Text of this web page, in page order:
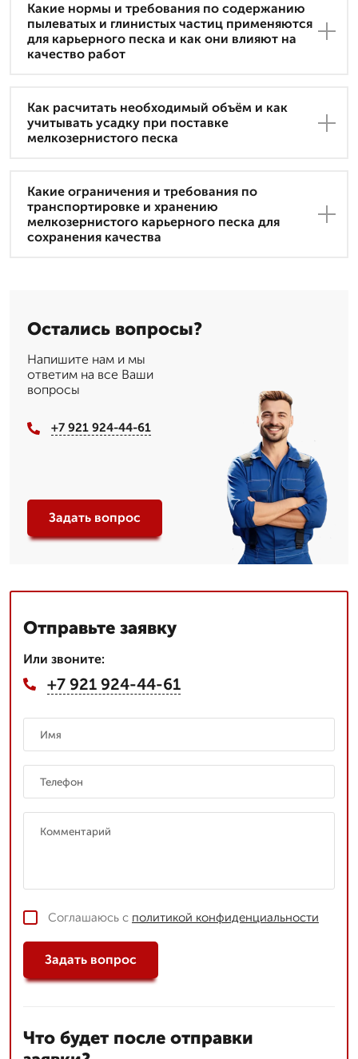
Какие нормы и требования по содержанию
пылеватых и глинистых частиц применяются
для карьерного песка и как они влияют на
качество работ
Как расчитать необходимый объём и как
учитывать усадку при поставке
мелкозернистого песка
Какие ограничения и требования по
транспортировке и хранению
мелкозернистого карьерного песка для
сохранения качества
Остались вопросы?
Напишите нам и мы
ответим на все Ваши
вопросы
+7 921 924-44-61
Задать вопрос
Отправьте заявку
Или звоните:
+7 921 924-44-61
Соглашаюсь с политикой конфиденциальности
Задать вопрос
Что будет после отправки